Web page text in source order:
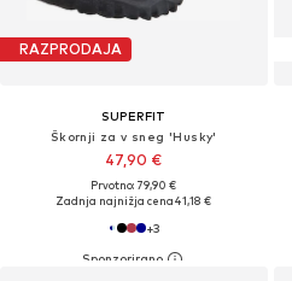
RAZPRODAJA
SUPERFIT
Škornji za v sneg 'Husky'
47,90 €
Prvotno: 79,90 €
Zadnja najnižja cena41,18 €
+3